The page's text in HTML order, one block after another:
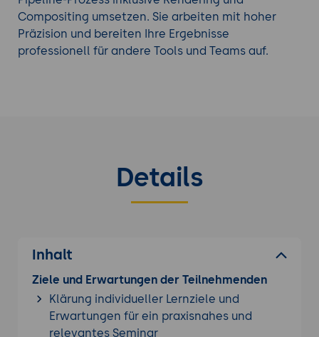
Compositing umsetzen. Sie arbeiten mit hoher
Präzision und bereiten Ihre Ergebnisse
professionell für andere Tools und Teams auf.
Details
Inhalt
Ziele und Erwartungen der Teilnehmenden
Klärung individueller Lernziele und
Erwartungen für ein praxisnahes und
relevantes Seminar